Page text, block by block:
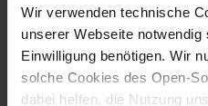
Wir verwenden technische
unserer Webseite
Einwilligung benötigen. Wir
solche Cookies des Open-
dabei helfen, die Nutzung
Download